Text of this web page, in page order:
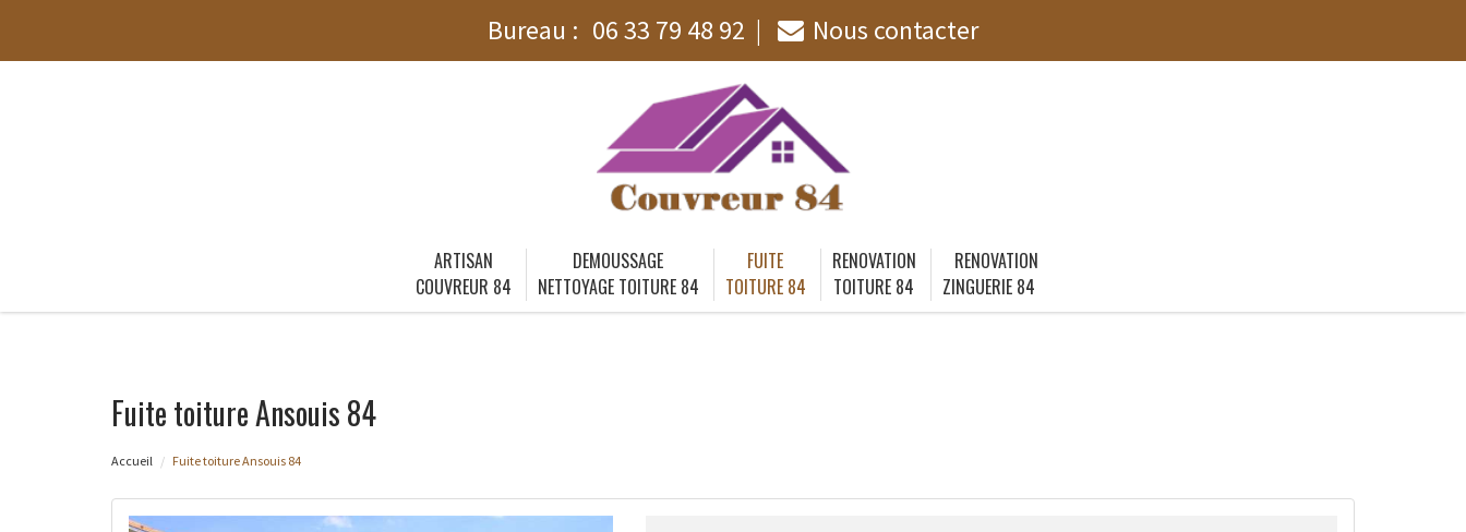
Bureau : 06 33 79 48 92 Nous contacter
ARTISAN
COUVREUR 84
DEMOUSSAGE
NETTOYAGE TOITURE 84
FUITE
TOITURE 84
RENOVATION
TOITURE 84
RENOVATION
ZINGUERIE 84
Fuite toiture Ansouis 84
Accueil Fuite toiture Ansouis 84